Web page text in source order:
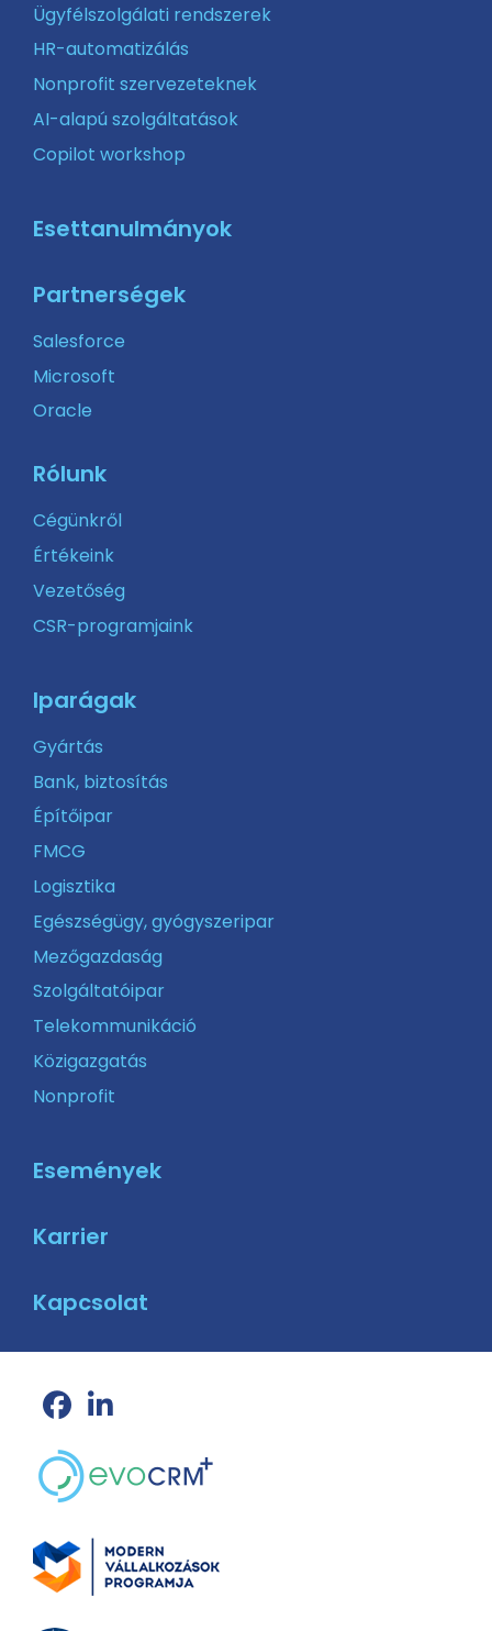
Ügyfélszolgálati rendszerek
HR-automatizálás
Nonprofit szervezeteknek
AI-alapú szolgáltatások
Copilot workshop
Esettanulmányok
Partnerségek
Salesforce
Microsoft
Oracle
Rólunk
Cégünkről
Értékeink
Vezetőség
CSR-programjaink
Iparágak
Gyártás
Bank, biztosítás
Építőipar
FMCG
Logisztika
Egészségügy, gyógyszeripar
Mezőgazdaság
Szolgáltatóipar
Telekommunikáció
Közigazgatás
Nonprofit
Események
Karrier
Kapcsolat